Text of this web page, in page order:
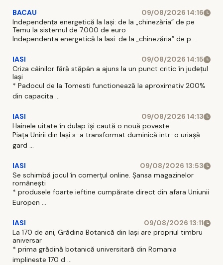
BACAU
09/08/2026 14:16
Independența energetică la Iași: de la „chinezăria” de pe
Temu la sistemul de 7.000 de euro
Independenta energetică la Iasi: de la „chinezăria” de p ...
IASI
09/08/2026 14:15
Criza câinilor fără stăpân a ajuns la un punct critic în județul
Iași
* Padocul de la Tomesti functionează la aproximativ 200%
din capacita ...
IASI
09/08/2026 14:13
Hainele uitate în dulap îşi caută o nouă poveste
Piaţa Unirii din Iaşi s-a transformat duminică intr-o uriaşă
gard ...
IASI
09/08/2026 13:53
Se schimbă jocul în comerțul online. Șansa magazinelor
românești
* produsele foarte ieftine cumpărate direct din afara Uniunii
Europen ...
IASI
09/08/2026 13:11
La 170 de ani, Grădina Botanică din Iași are propriul timbru
aniversar
* prima grădină botanică universitară din Romania
implineste 170 d ...